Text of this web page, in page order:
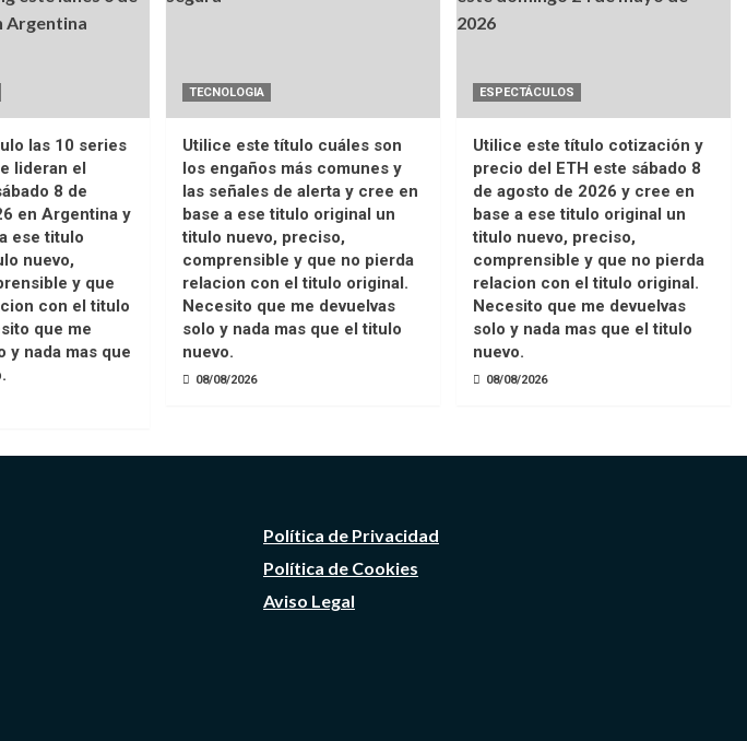
las 10 series
lideran el
8 de
en Argentina y
ese titulo
nuevo,
y que
con el titulo
que me
y nada mas que
TECNOLOGIA
Utilice este título cuáles son
los engaños más comunes y
las señales de alerta y cree en
base a ese titulo original un
titulo nuevo, preciso,
comprensible y que no pierda
relacion con el titulo original.
Necesito que me devuelvas
solo y nada mas que el titulo
nuevo.
08/08/2026
ESPECTÁCULOS
Utilice este título cotización y
precio del ETH este sábado 8
de agosto de 2026 y cree en
base a ese titulo original un
titulo nuevo, preciso,
comprensible y que no pierda
relacion con el titulo original.
Necesito que me devuelvas
solo y nada mas que el titulo
nuevo.
08/08/2026
Política de Privacidad
Política de Cookies
Aviso Legal